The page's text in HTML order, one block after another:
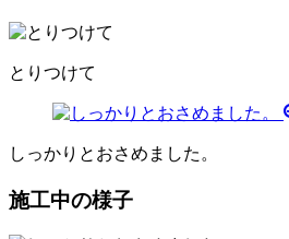
とりつけて
しっかりとおさめました。
施工中の様子